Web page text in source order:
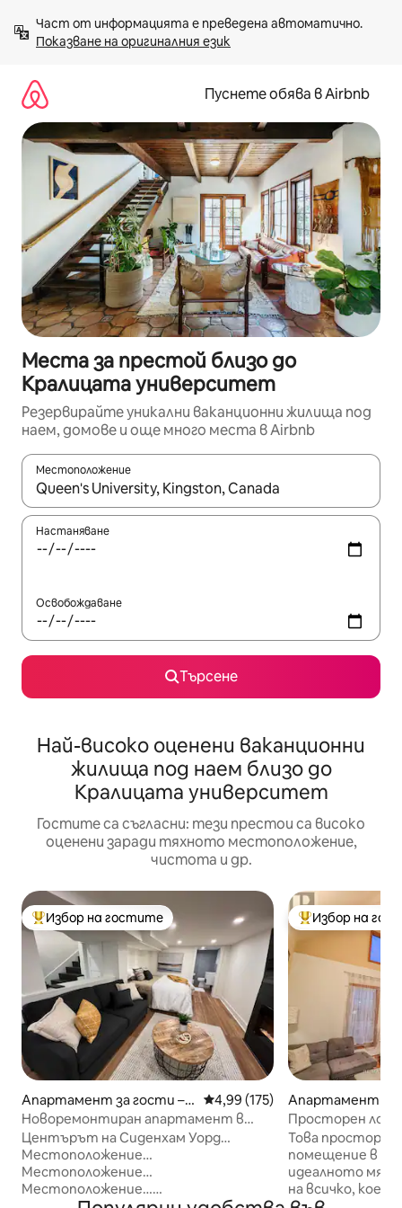
към
съдържанието
Показване на оригиналния език
Пуснете обява в Airbnb
Места за престой близо до
Кралицата университет
Резервирайте уникални ваканционни жилища под
наем, домове и още много места в Airbnb
Местоположение
Когато резултатите се покажат, използвайте
Настаняване
Освобождаване
Търсене
Най-високо оценени ваканционни
жилища под наем близо до
Кралицата университет
Гостите са съгласни: тези престои са високо
оценени заради тяхното местоположение,
чистота и др.
Най-популярен избор на гостите
Избор на гостите
Апартамент за гости – К
ингстън
Средна оценка: 4,99 от 5,
4,99 (175)
Новоремонтиран апартамент в
центъра!
Центърът на Сиденхам Уорд…
Местоположение…
Местоположение…
Местоположение…
Най-популярен
Избор на
Апартамент –
Просторен
Това просторно
помещение в
идеалното
на всичко,